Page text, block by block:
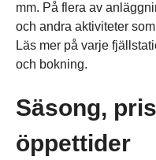
mm. På flera av
och andra aktiviteter
Läs mer på varje
och bokning.
Säsong,
öppettider